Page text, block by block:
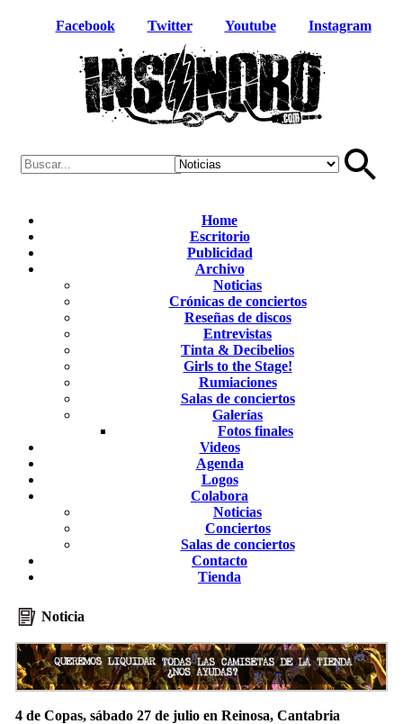
Facebook Twitter Youtube Instagram
Home
Escritorio
Publicidad
Archivo
Noticias
Crónicas de conciertos
Reseñas de discos
Entrevistas
Tinta & Decibelios
Girls to the Stage!
Rumiaciones
Salas de conciertos
Galerías
Fotos finales
Videos
Agenda
Logos
Colabora
Noticias
Conciertos
Salas de conciertos
Contacto
Tienda
Noticia
4 de Copas, sábado 27 de julio en Reinosa, Cantabria